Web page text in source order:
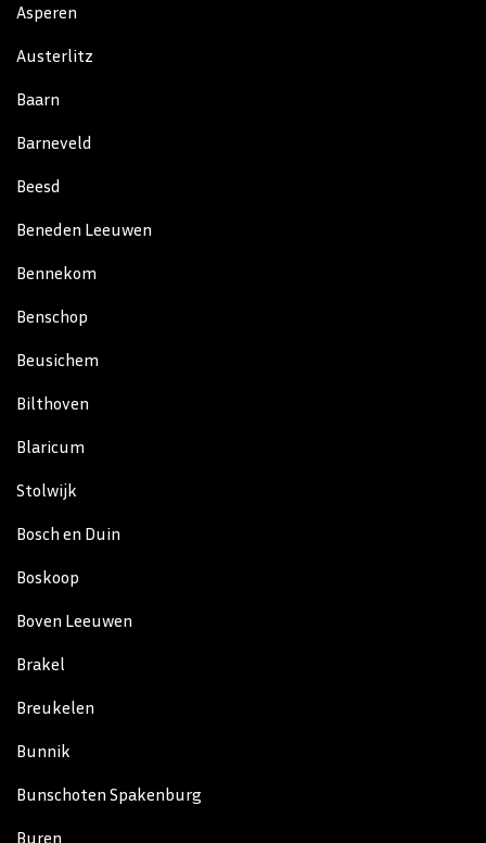
Asperen
Austerlitz
Baarn
Barneveld
Beesd
Beneden Leeuwen
Bennekom
Benschop
Beusichem
Bilthoven
Blaricum
Stolwijk
Bosch en Duin
Boskoop
Boven Leeuwen
Brakel
Breukelen
Bunnik
Bunschoten Spakenburg
Buren